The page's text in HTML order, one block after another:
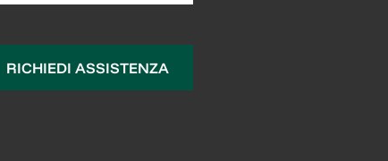
RICHIEDI ASSISTENZA